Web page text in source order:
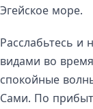
— Возможность
Турции
— Сочетание
— Подходит для
— Идеальный
Эгейское море.
Расслабьтесь и
видами во время
спокойные
Сами. По